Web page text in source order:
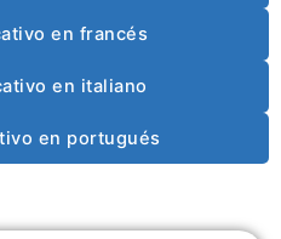
en francés
en italiano
en portugués